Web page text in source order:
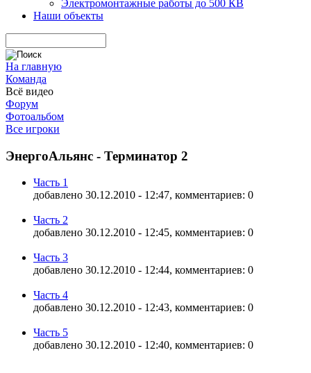
Электромонтажные работы до 500 КВ
Наши объекты
На главную
Команда
Всё видео
Форум
Фотоальбом
Все игроки
ЭнергоАльянс - Терминатор 2
Часть 1
добавлено 30.12.2010 - 12:47, комментариев: 0
Часть 2
добавлено 30.12.2010 - 12:45, комментариев: 0
Часть 3
добавлено 30.12.2010 - 12:44, комментариев: 0
Часть 4
добавлено 30.12.2010 - 12:43, комментариев: 0
Часть 5
добавлено 30.12.2010 - 12:40, комментариев: 0